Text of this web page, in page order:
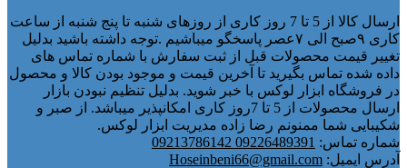
ارسال کالا از 5 تا 7 روز کاری از روزهای شنبه تا پنج شنبه از ساعت
کاری ۹صبح الی ۷عصر پاسخگو میباشیم .توجه داشته باشید بدلیل
تغییر قیمت محصولات قبل از ثبت سفارش با شماره تماس های
داده شده تماس بگیرید تا آخرین قیمت و موجود بودن کالا و محصول
در فروشگاه ابزار لوکس با خبر شوید. بدلیل تنظیم نبودن بازار
ارسال محصولات از 5 تا 7روز کاری امکانپذیر میباشد. از صبر و
شکیبایی شما ممنونم رضا زاده مدیریت ابزار لوکس.
شماره تماس: 09226489391 09213786142
آدرس ایمیل: Hoseinbeni66@gmail.com